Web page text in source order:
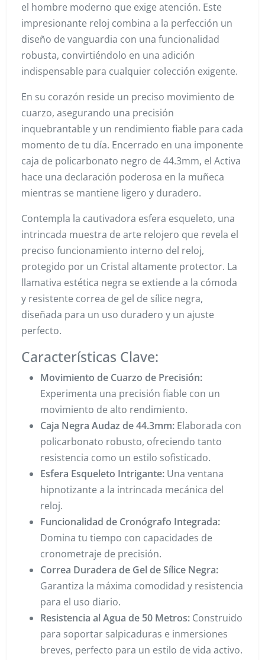
el hombre moderno que exige atención. Este
impresionante reloj combina a la perfección un
diseño de vanguardia con una funcionalidad
robusta, convirtiéndolo en una adición
indispensable para cualquier colección exigente.
En su corazón reside un preciso movimiento de
cuarzo, asegurando una precisión
inquebrantable y un rendimiento fiable para cada
momento de tu día. Encerrado en una imponente
caja de policarbonato negro de 44.3mm, el Activa
hace una declaración poderosa en la muñeca
mientras se mantiene ligero y duradero.
Contempla la cautivadora esfera esqueleto, una
intrincada muestra de arte relojero que revela el
preciso funcionamiento interno del reloj,
protegido por un Cristal altamente protector. La
llamativa estética negra se extiende a la cómoda
y resistente correa de gel de sílice negra,
diseñada para un uso duradero y un ajuste
perfecto.
Características Clave:
Movimiento de Cuarzo de Precisión:
Experimenta una precisión fiable con un
movimiento de alto rendimiento.
Caja Negra Audaz de 44.3mm: Elaborada con
policarbonato robusto, ofreciendo tanto
resistencia como un estilo sofisticado.
Esfera Esqueleto Intrigante: Una ventana
hipnotizante a la intrincada mecánica del
reloj.
Funcionalidad de Cronógrafo Integrada:
Domina tu tiempo con capacidades de
cronometraje de precisión.
Correa Duradera de Gel de Sílice Negra:
Garantiza la máxima comodidad y resistencia
para el uso diario.
Resistencia al Agua de 50 Metros: Construido
para soportar salpicaduras e inmersiones
breves, perfecto para un estilo de vida activo.